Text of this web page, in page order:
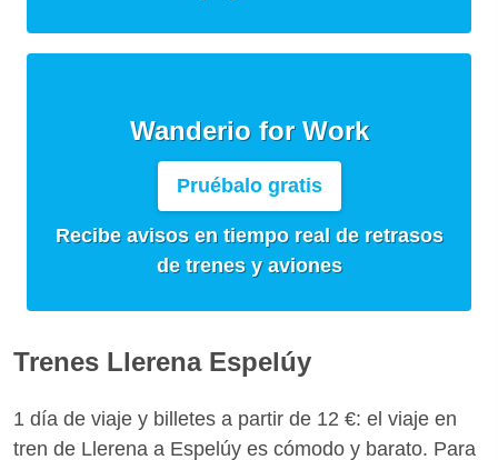
Wanderio for Work
Pruébalo gratis
Recibe avisos en tiempo real de retrasos
de trenes y aviones
Trenes Llerena Espelúy
1 día de viaje y billetes a partir de 12 €: el viaje en
tren de Llerena a Espelúy es cómodo y barato. Para